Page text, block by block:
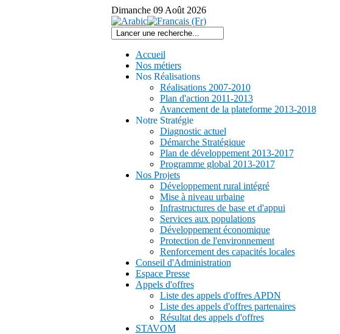
Dimanche 09 Août 2026
Accueil
Nos métiers
Nos Réalisations
Réalisations 2007-2010
Plan d'action 2011-2013
Avancement de la plateforme 2013-2018
Notre Stratégie
Diagnostic actuel
Démarche Stratégique
Plan de développement 2013-2017
Programme global 2013-2017
Nos Projets
Développement rural intégré
Mise à niveau urbaine
Infrastructures de base et d'appui
Services aux populations
Développement économique
Protection de l'environnement
Renforcement des capacités locales
Conseil d'Administration
Espace Presse
Appels d'offres
Liste des appels d'offres APDN
Liste des appels d'offres partenaires
Résultat des appels d'offres
STAVOM